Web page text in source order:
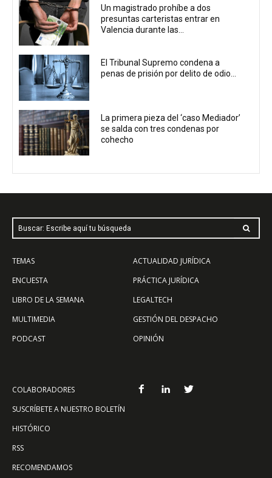
Un magistrado prohíbe a dos
presuntas carteristas entrar en
Valencia durante las...
El Tribunal Supremo condena a
penas de prisión por delito de odio...
La primera pieza del ‘caso Mediador’
se salda con tres condenas por
cohecho
Buscar: Escribe aquí tu búsqueda
TEMAS
ENCUESTA
LIBRO DE LA SEMANA
MULTIMEDIA
PODCAST
ACTUALIDAD JURÍDICA
PRÁCTICA JURÍDICA
LEGALTECH
GESTIÓN DEL DESPACHO
OPINIÓN
COLABORADORES
SUSCRÍBETE A NUESTRO BOLETÍN
HISTÓRICO
RSS
RECOMENDAMOS